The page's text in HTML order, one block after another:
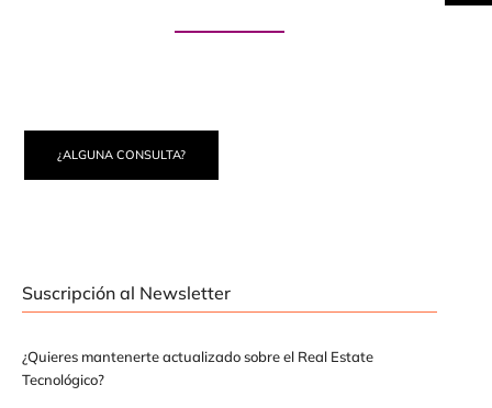
¿ALGUNA CONSULTA?
Suscripción al Newsletter
¿Quieres mantenerte actualizado sobre el Real Estate
Tecnológico?